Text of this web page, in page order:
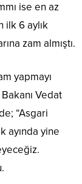
ise en az
ilk 6 aylık
zam almıştı.
yapmayı
Vedat
“Asgari
ayında yine